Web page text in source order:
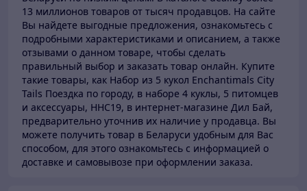
13 миллионов товаров от тысяч продавцов. На сайте
Вы найдете выгодные предложения, ознакомьтесь с
подробными характеристиками и описанием, а также
отзывами о данном товаре, чтобы сделать
правильный выбор и заказать товар онлайн. Купите
такие товары, как Набор из 5 кукол Enchantimals City
Tails Поездка по городу, в наборе 4 куклы, 5 питомцев
и аксессуары, HHC19, в интернет-магазине Дил Бай,
предварительно уточнив их наличие у продавца. Вы
можете получить товар в Беларуси удобным для Вас
способом, для этого ознакомьтесь с информацией о
доставке и самовывозе при оформлении заказа.